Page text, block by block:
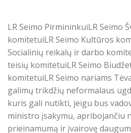
LR Seimo PirmininkuiLR Seimo
komitetuiLR Seimo Kultūros
Socialinių reikalų ir darbo
teisių komitetuiLR Seimo
komitetuiLR Seimo nariams
galimų trikdžių neformalaus
kuris gali nutikti, jeigu bus
ministro įsakymu, apribojančiu
prieinamumą ir įvairovę